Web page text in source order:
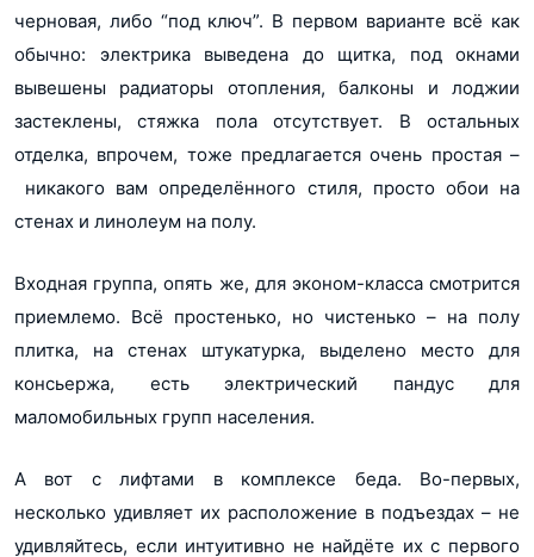
черновая, либо “под ключ”. В первом варианте всё как
обычно: электрика выведена до щитка, под окнами
вывешены радиаторы отопления, балконы и лоджии
застеклены, стяжка пола отсутствует. В остальных
отделка, впрочем, тоже предлагается очень простая –
никакого вам определённого стиля, просто обои на
стенах и линолеум на полу.
Входная группа, опять же, для эконом-класса смотрится
приемлемо. Всё простенько, но чистенько – на полу
плитка, на стенах штукатурка, выделено место для
консьержа, есть электрический пандус для
маломобильных групп населения.
А вот с лифтами в комплексе беда. Во-первых,
несколько удивляет их расположение в подъездах – не
удивляйтесь, если интуитивно не найдёте их с первого